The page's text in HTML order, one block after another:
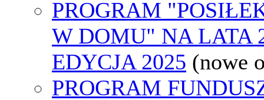
PROGRAM
W DOMU" NA LATA
EDYCJA 2025 (nowe
PROGRAM